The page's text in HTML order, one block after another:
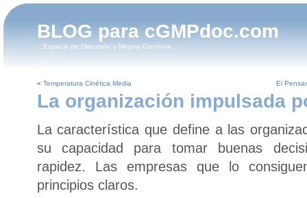
BLOG para cGMPdoc.com
:: Espacio de Discusión y Mejora Contínua ::
« Temperatura Cinética Media El
La organización impulsada
La característica que define a las
su capacidad para tomar buenas
rapidez. Las empresas que lo
principios claros.